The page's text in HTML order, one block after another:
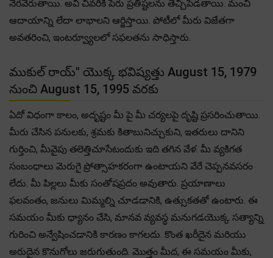
నెరవేరుతాయి. అవి చివరికి పేరు ప్రతిష్టలను తెచ్చిపెడతాయి. మంచి
ఆదాయాన్ని లేదా లాభాలని ఆర్జిస్తాయి. పోటీలో మీరు విజేతగా
అవతరించి, ఇంటర్వ్యూలలో సఫలతను సాధిస్తారు.
ముకుల్ రాయ్" యొక్క భవిష్యత్తు August 15, 1979
నుంచి August 15, 1995 వరకు
ఏదో విధంగా కాలం, అదృష్టం మీ పై మీ చర్యలపై దృష్టి ప్రసరించుతాయి.
మీరు చేసిన పనులకు, శ్రమకు కితాబునిచ్చుకుని, ఇతరులు దానిని
గుర్తించి, మీవైపు తలెత్తిచూసేటందుకు ఇది తగిన వేళ. మీ వ్యకిగత
సంబంధాలు మెరుగై ప్రోత్సాహకరంగా ఉంటాయని వేరే చెప్పనవసరం
లేదు. మీ పిల్లలు మీకు సంతోషప్రదం అవుతారు. ప్రయాణాలు
ఫలవంతం, జనులు మిమ్మల్ని చూడడానికి, ఉత్సుకతతో ఉంటారు. ఈ
సమయం మీకు ధ్యానం చేసి, మానవ వ్యవస్థ మనుగడయొక్క సత్యాన్ని
గురించి అన్వేషించడానికి కారణం కాగలదు. కొంత ఖరీదైన మరియు
అరుదైన కొనుగోలు జరుగుతుంది. మొత్తం మీద, ఈ సమయం మీకు,